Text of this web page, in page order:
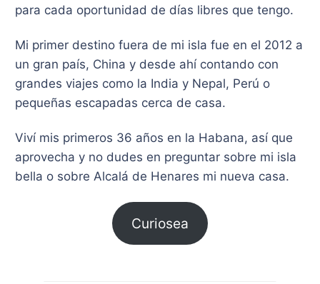
para cada oportunidad de días libres que tengo.
​Mi primer destino fuera de mi isla fue en el 2012 a
un gran país, China y desde ahí contando con
grandes viajes como la India y Nepal, Perú o
pequeñas escapadas cerca de casa.
Viví mis primeros 36 años en la Habana, así que
aprovecha y no dudes en preguntar sobre mi isla
bella o sobre Alcalá de Henares mi nueva casa.
Curiosea